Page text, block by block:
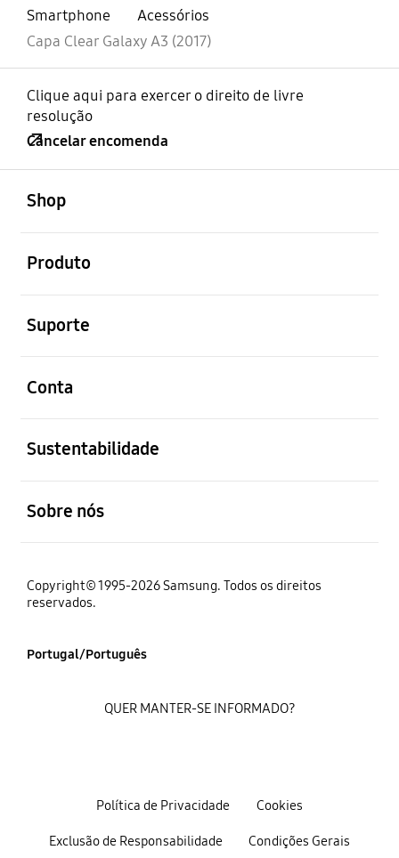
Smartphone
Acessórios
Capa Clear Galaxy A3 (2017)
Clique aqui para exercer o direito de livre
resolução
Cancelar encomenda
Shop
Produto
Suporte
Conta
Sustentabilidade
Sobre nós
Copyright© 1995-2026 Samsung. Todos os direitos
reservados.
Portugal/Português
Política de Privacidade Cookies
Exclusão de Responsabilidade Condições Gerais
QUER MANTER-SE INFORMADO?